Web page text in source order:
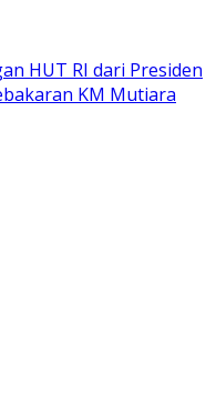
HUT RI dari Presiden
KM Mutiara